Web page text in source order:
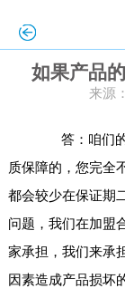
如果产品
来源
答：咱们
质保障的，您完全
都会较少在保证期
问题，我们在加盟
家承担，我们来承
因素造成产品损坏